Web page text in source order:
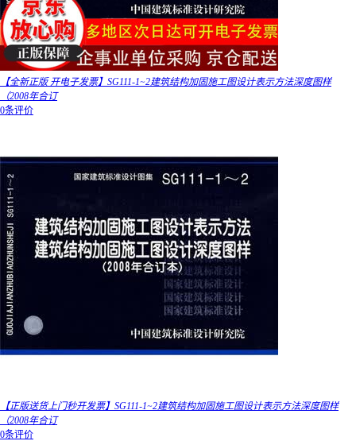
【全新正版 开电子发票】SG111-1~2建筑结构加固施工图设计表示方法深度图样
（2008年合订
0条评价
【正版送货上门秒开发票】SG111-1~2建筑结构加固施工图设计表示方法深度图样
（2008年合订
0条评价